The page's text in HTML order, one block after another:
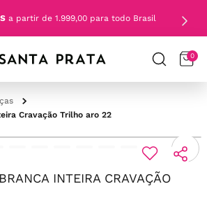
a partir de 1.999,00 para todo Brasil
0
Cravação Trilho aro 22
INTEIRA CRAVAÇÃO